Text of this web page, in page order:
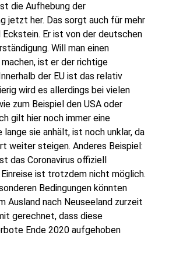
die Aufhebung der
jetzt her. Das sorgt auch für mehr
Er ist von der deutschen
Will man einen
ist er der richtige
der EU ist das relativ
wird es allerdings bei vielen
zum Beispiel den USA oder
gilt hier noch immer eine
lange sie anhält, ist noch unklar, da
weiter steigen. Anderes Beispiel:
das Coronavirus offiziell
ist trotzdem nicht möglich.
Bedingungen könnten
Ausland nach Neuseeland zurzeit
gerechnet, dass diese
Ende 2020 aufgehoben